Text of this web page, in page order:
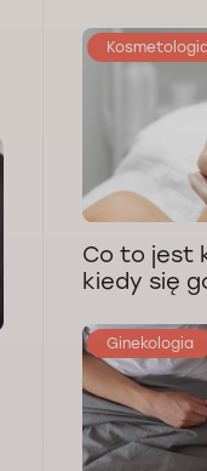
Co to jest
kiedy się
Ginekologia